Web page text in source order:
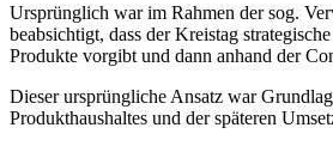
Ursprünglich war im Rahmen der sog.
beabsichtigt, dass der Kreistag
Produkte vorgibt und dann anhand der
Dieser ursprüngliche Ansatz war
Produkthaushaltes und der späteren